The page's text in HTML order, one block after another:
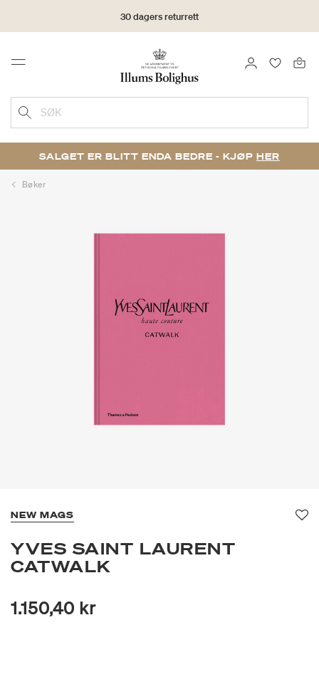
30 dagers returrett
Menu LOGG INN
SØK
SALGET ER BLITT ENDA BEDRE - KJØP HER
Bøker
NEW MAGS
YVES SAINT LAURENT
CATWALK
1.150,40 kr